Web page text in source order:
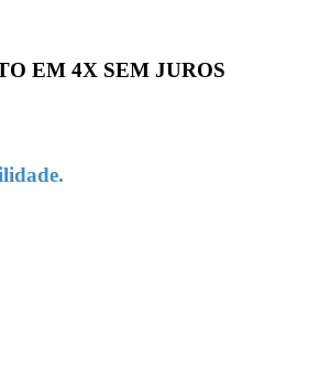
EM 4X SEM JUROS